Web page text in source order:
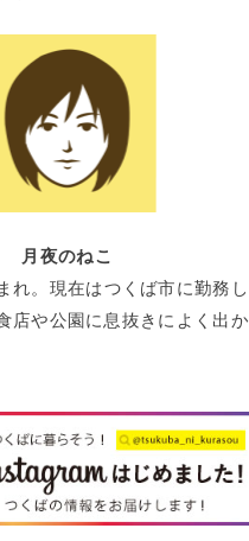
月夜のねこ
れ。現在はつくば市に勤務し
店や公園に息抜きによく出か